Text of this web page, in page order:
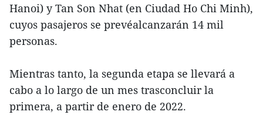
Hanoi) y Tan Son Nhat (en Ciudad Ho Chi Minh),
cuyos pasajeros se prevéalcanzarán 14 mil
personas.
Mientras tanto, la segunda etapa se llevará a
cabo a lo largo de un mes trasconcluir la
primera, a partir de enero de 2022.